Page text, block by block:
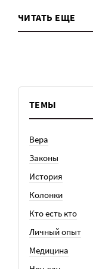
ЧИТАТЬ ЕЩЕ
ТЕМЫ
Вера
Законы
История
Колонки
Кто есть кто
Личный опыт
Медицина